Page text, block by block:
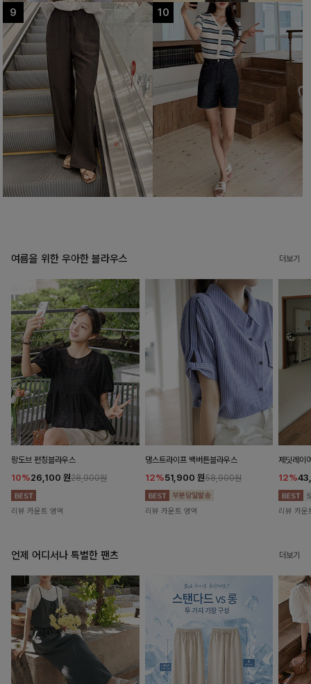
여름을 위한 우아한 블라우스 더보기
랑도브 펀칭블라우스
10%26,100 원28,900원
리뷰 카운트 영역
댕스트라이프 백버튼블라우스
12%51,900 원58,900원
리뷰 카운트 영역
제딧레이
12%
리뷰 카운
언제 어디서나 특별한 팬츠 더보기